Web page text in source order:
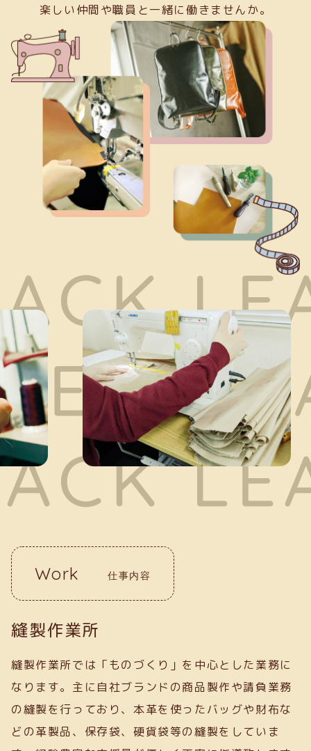
楽しい仲間や職員と一緒に働きませんか。
Work 仕事内容
縫製作業所
縫製作業所では「ものづくり」を中心とした業務に
なります。主に自社ブランドの商品製作や請負業務
の縫製を行っており、本革を使ったバッグや財布な
どの革製品、保存袋、硬貨袋等の縫製をしていま